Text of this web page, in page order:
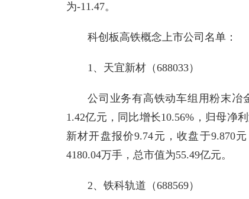
为-11.47。
科创板高铁概念上市公司名单：
1、天宜新材（688033）
公司业务有高铁动车组用粉末冶
1.42亿元，同比增长10.56%，归母净
新材开盘报价9.74元，收盘于9.870
4180.04万手，总市值为55.49亿元。
2、铁科轨道（688569）